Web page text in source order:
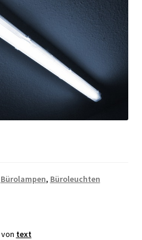
Bürolampen, Büroleuchten
von text